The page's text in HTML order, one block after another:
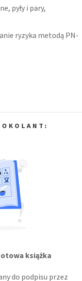
pyły i pary,
ryzyka metodą PN-
książka
do podpisu przez